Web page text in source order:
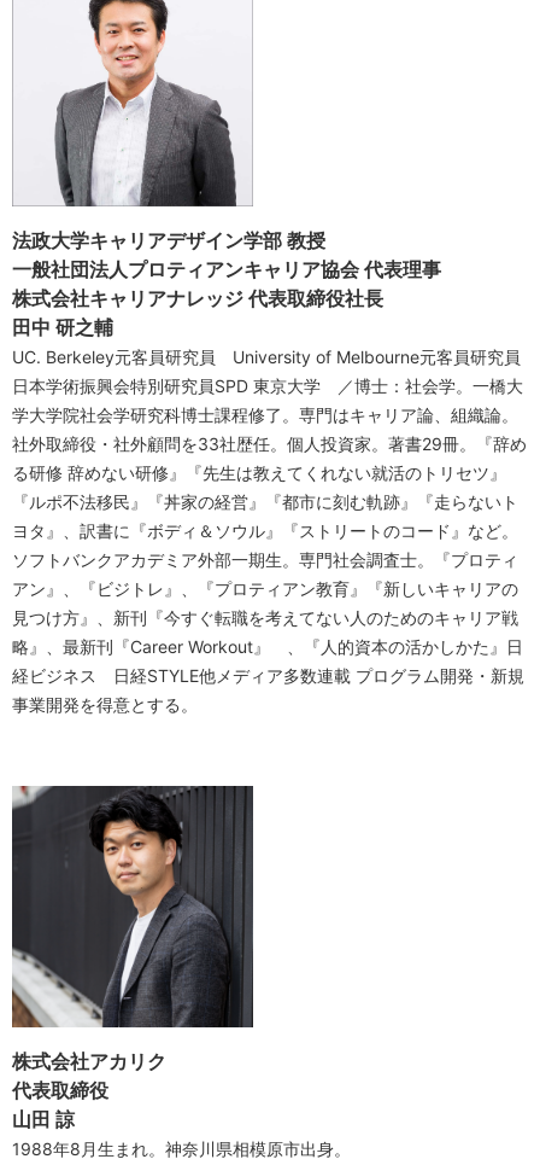
法政大学キャリアデザイン学部 教授
一般社団法人プロティアンキャリア協会 代表理事
株式会社キャリアナレッジ 代表取締役社長
田中 研之輔
UC. Berkeley元客員研究員 University of Melbourne元客員研究員
日本学術振興会特別研究員SPD 東京大学 ／博士：社会学。一橋大
学大学院社会学研究科博士課程修了。専門はキャリア論、組織論。
社外取締役・社外顧問を33社歴任。個人投資家。著書29冊。『辞め
る研修 辞めない研修』『先生は教えてくれない就活のトリセツ』
『ルポ不法移民』『丼家の経営』『都市に刻む軌跡』『走らないト
ヨタ』、訳書に『ボディ＆ソウル』『ストリートのコード』など。
ソフトバンクアカデミア外部一期生。専門社会調査士。『プロティ
アン』、『ビジトレ』、『プロティアン教育』『新しいキャリアの
見つけ方』、新刊『今すぐ転職を考えてない人のためのキャリア戦
略』、最新刊『Career Workout』 、『人的資本の活かしかた』日
経ビジネス 日経STYLE他メディア多数連載 プログラム開発・新規
事業開発を得意とする。
株式会社アカリク
代表取締役
山田 諒
1988年8月生まれ。神奈川県相模原市出身。